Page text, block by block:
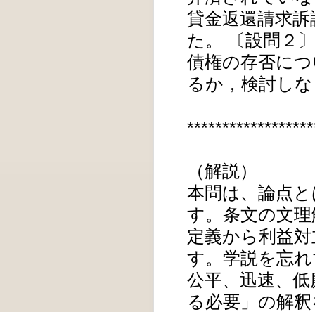
貸金返還請求
た。 〔設問２
債権の存否に
るか，検討し
（解説）
本問は、論点
す。条文の文
定義から利益
す。学説を忘
公平、迅速、
る必要」の解